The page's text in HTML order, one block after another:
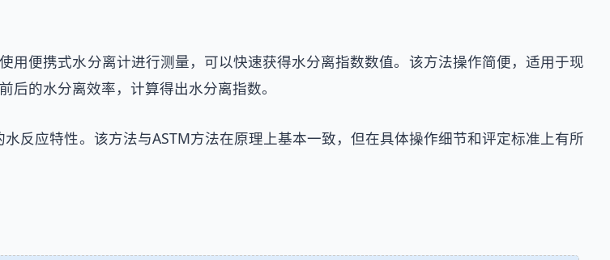
用便携式水分离计进行测量，可以快速获得水分离指数数值。该方法操作简便，适用于现
的水分离效率，计算得出水分离指数。
反应特性。该方法与ASTM方法在原理上基本一致，但在具体操作细节和评定标准上有所